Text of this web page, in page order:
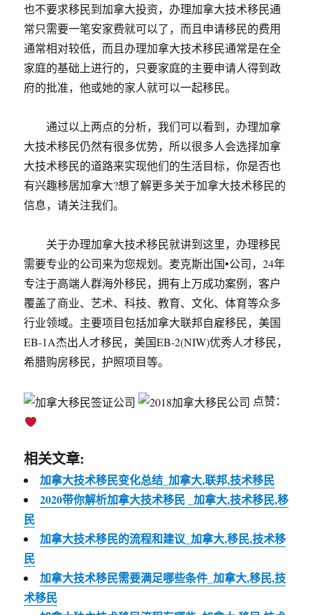
也不要求移民到加拿大投资，办理加拿大技术移民通
常只需要一笔安家费就可以了，而且申请移民的费用
通常相对较低，而且办理加拿大技术移民通常是在全
家庭的基础上进行的，只要家庭的主要申请人得到政
府的批准，他或她的家人就可以一起移民。
通过以上两点的分析，我们可以看到，办理加拿
大技术移民仍然有很多优势，所以很多人会选择加拿
大技术移民的道路来实现他们的生活目标，你是否也
有兴趣移居加拿大?想了解更多关于加拿大技术移民的
信息，请关注我们。
关于办理加拿大技术移民就讲到这里，办理移民
需要专业的公司来为您规划。麦克斯出国•公司，24年
专注于高端人群海外移民，拥有上万成功案例，客户
覆盖了商业、艺术、科技、教育、文化、体育等众多
行业领域。主要项目包括加拿大联邦自雇移民，美国
EB-1A杰出人才移民，美国EB-2(NIW)优秀人才移民，
希腊购房移民，护照项目等。
点赞：
相关文章:
加拿大技术移民变化总结_加拿大,联邦,技术移民
2020带你解析加拿大技术移民 _加拿大,技术移民,移
民
加拿大技术移民的流程和建议_加拿大,移民,技术移
民
加拿大技术移民需要满足哪些条件_加拿大,移民,技
术移民